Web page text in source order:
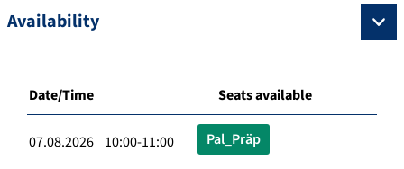
Availability
Date/Time Seats available
07.08.2026 10:00-11:00 Pal_Präp